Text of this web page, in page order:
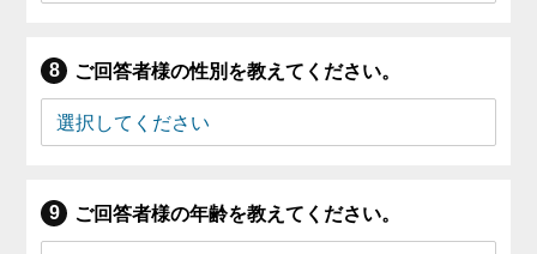
ご回答者様の性別を教えてください。
ご回答者様の年齢を教えてください。